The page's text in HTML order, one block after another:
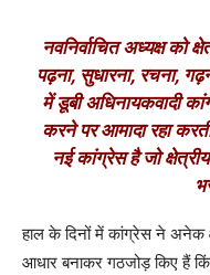
नवनिर्वाचित अध्यक्ष को
पढ़ना, सुधारना, रचना,
में डूबी अधिनायकवादी
करने पर आमादा रहा
नई कांग्रेस है जो
हाल के दिनों में कांग्रेस ने अनेक
आधार बनाकर गठजोड़ किए हैं